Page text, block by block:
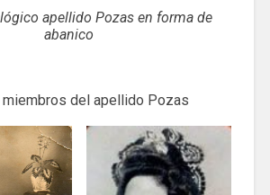
apellido Pozas en forma de
abanico
del apellido Pozas